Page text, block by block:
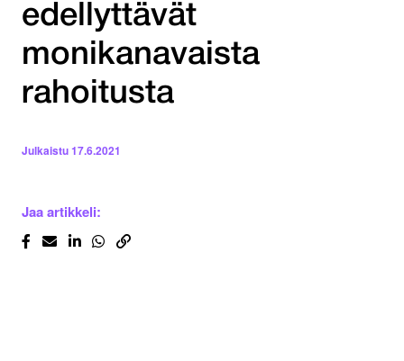
edellyttävät
monikanavaista
rahoitusta
Julkaistu17.6.2021
Jaa artikkeli: